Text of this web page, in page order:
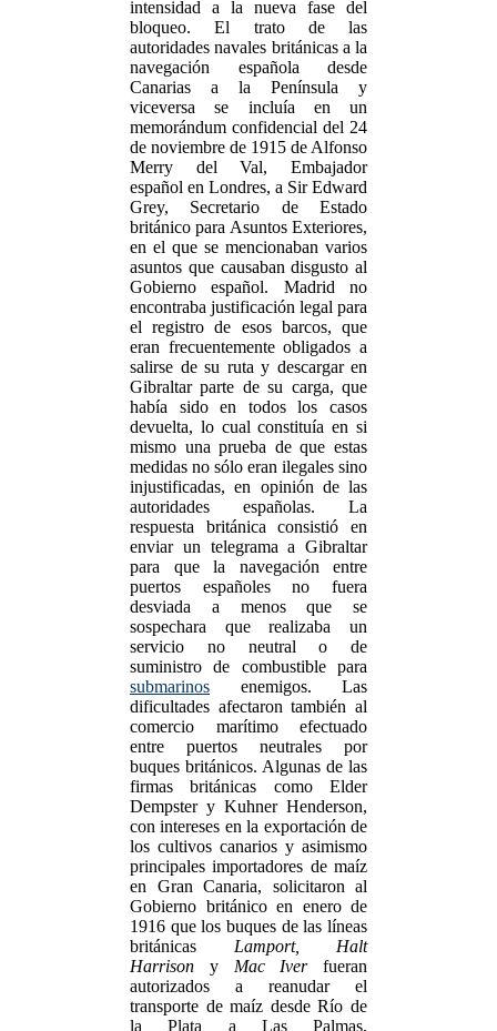
intensidad a la nueva fase del
bloqueo. El trato de las
autoridades navales británicas a la
navegación española desde
Canarias a la Península y
viceversa se incluía en un
memorándum confidencial del 24
de noviembre de 1915 de Alfonso
Merry del Val, Embajador
español en Londres, a Sir Edward
Grey, Secretario de Estado
británico para Asuntos Exteriores,
en el que se mencionaban varios
asuntos que causaban disgusto al
Gobierno español. Madrid no
encontraba justificación legal para
el registro de esos barcos, que
eran frecuentemente obligados a
salirse de su ruta y descargar en
Gibraltar parte de su carga, que
había sido en todos los casos
devuelta, lo cual constituía en si
mismo una prueba de que estas
medidas no sólo eran ilegales sino
injustificadas, en opinión de las
autoridades españolas. La
respuesta británica consistió en
enviar un telegrama a Gibraltar
para que la navegación entre
puertos españoles no fuera
desviada a menos que se
sospechara que realizaba un
servicio no neutral o de
suministro de combustible para
submarinos enemigos. Las
dificultades afectaron también al
comercio marítimo efectuado
entre puertos neutrales por
buques británicos. Algunas de las
firmas británicas como Elder
Dempster y Kuhner Henderson,
con intereses en la exportación de
los cultivos canarios y asimismo
principales importadores de maíz
en Gran Canaria, solicitaron al
Gobierno británico en enero de
1916 que los buques de las líneas
británicas Lamport, Halt
Harrison y Mac Iverfueran
autorizados a reanudar el
transporte de maíz desde Río de
la Plata a Las Palmas,